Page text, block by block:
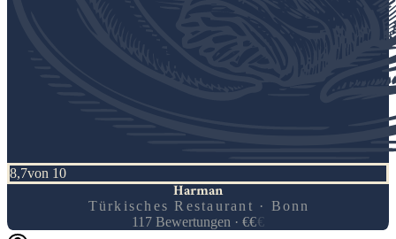
8,7von 10
Harman
Türkisches Restaurant · Bonn
117 Bewertungen· €€€